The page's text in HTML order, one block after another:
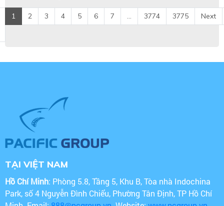
1 2 3 4 5 6 7 ... 3774 3775 Next
TẠI VIỆT NAM
Hồ Chí Minh: Phòng 5.8, Tầng 5, Khu B, Tòa nhà Indochina
Park, số 4 Nguyễn Đình Chiểu, Phường Tân Định, TP Hồ Chí